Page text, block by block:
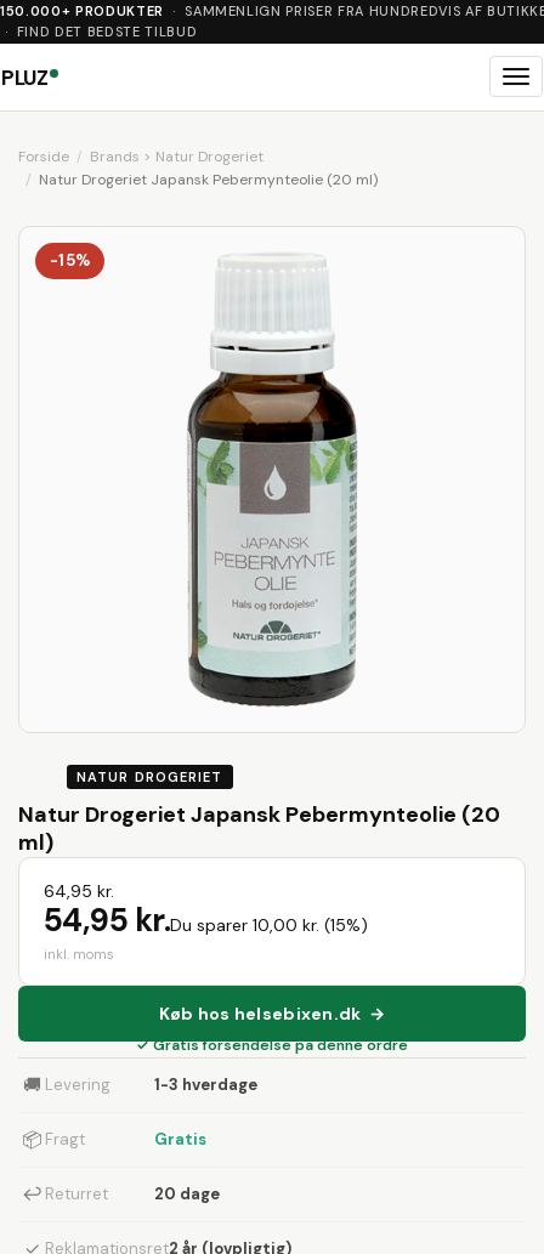
150.000+ PRODUKTER
· SAMMENLIGN PRISER FRA HUNDREDVIS AF
· FIND DET BEDSTE TILBUD
PLUZ
Forside
Brands > Natur Drogeriet
Natur Drogeriet Japansk Pebermynteolie (20 ml)
-15%
NATUR DROGERIET
Natur Drogeriet Japansk Pebermynteolie (20
ml)
64,95 kr.
54,95 kr.Du sparer 10,00 kr. (15%)
inkl. moms
Køb hos helsebixen.dk →
✓ Gratis forsendelse på denne ordre
🚚 Levering 1-3 hverdage
📦 Fragt Gratis
↩ Returret 20 dage
✓ Reklamationsret2 år (lovpligtig)